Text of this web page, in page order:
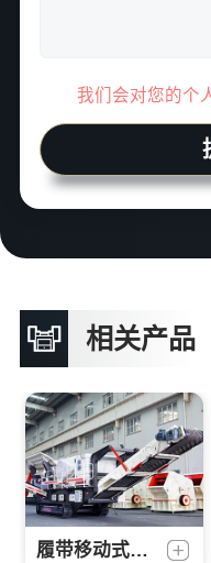
我们会对您的个
相关产品
履带移动式破碎机